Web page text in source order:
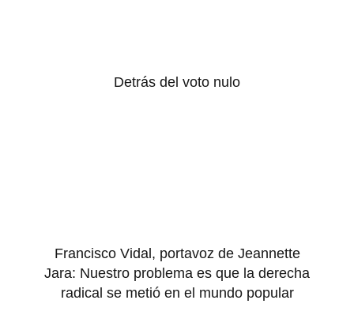
Detrás del voto nulo
Francisco Vidal, portavoz de Jeannette
Jara: Nuestro problema es que la derecha
radical se metió en el mundo popular